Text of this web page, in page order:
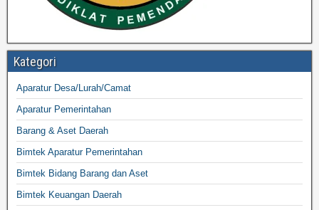
Kategori
Aparatur Desa/Lurah/Camat
Aparatur Pemerintahan
Barang & Aset Daerah
Bimtek Aparatur Pemerintahan
Bimtek Bidang Barang dan Aset
Bimtek Keuangan Daerah